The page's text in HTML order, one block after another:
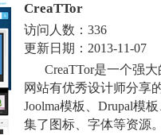
CreaTTor
访问人数： 336
更新日期： 2013-11-07
CreaTTor是一个强
网站有优秀设计师分享
Joolma模板、Drupal模
集了图标、字体等资源